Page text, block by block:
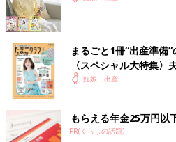
まるごと1冊“出産準備
〈スペシャル大特集
妊娠・出産
もらえる年金25万円以
PR(くらしの話題)